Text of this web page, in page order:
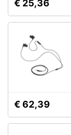
€ 25,36
€ 62,39